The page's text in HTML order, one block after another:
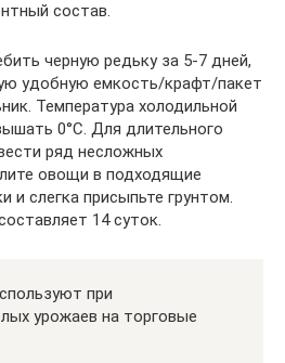
состав.
черную редьку за 5-7 дней,
удобную емкость/крафт/пакет
Температура холодильной
0°С. Для длительного
ряд несложных
овощи в подходящие
слегка присыпьте грунтом.
14 суток.
при
урожаев на торговые